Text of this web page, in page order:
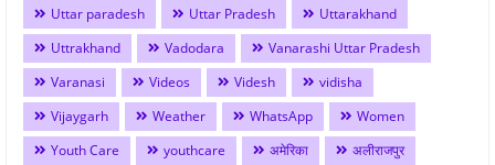
Uttar paradesh
Uttar Pradesh
Uttarakhand
Uttrakhand
Vadodara
Vanarashi Uttar Pradesh
Varanasi
Videos Videsh
vidisha
Vijaygarh
Weather WhatsApp
Women
Youth Care
youthcare अमेरिका
अलीराजपुर